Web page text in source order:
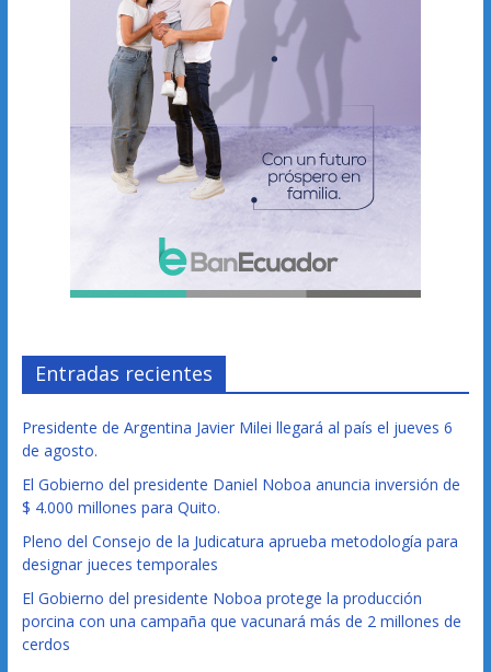
Entradas recientes
Presidente de Argentina Javier Milei llegará al país el jueves 6
de agosto.
El Gobierno del presidente Daniel Noboa anuncia inversión de
$ 4.000 millones para Quito.
Pleno del Consejo de la Judicatura aprueba metodología para
designar jueces temporales
El Gobierno del presidente Noboa protege la producción
porcina con una campaña que vacunará más de 2 millones de
cerdos